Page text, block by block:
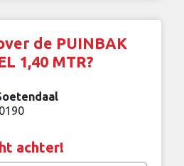
de PUINBAK
1,40 MTR?
achter!